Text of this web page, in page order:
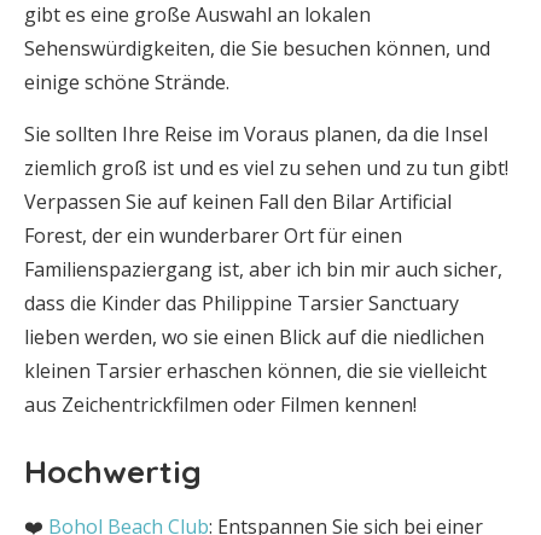
gibt es eine große Auswahl an lokalen
Sehenswürdigkeiten, die Sie besuchen können, und
einige schöne Strände.
Sie sollten Ihre Reise im Voraus planen, da die Insel
ziemlich groß ist und es viel zu sehen und zu tun gibt!
Verpassen Sie auf keinen Fall den Bilar Artificial
Forest, der ein wunderbarer Ort für einen
Familienspaziergang ist, aber ich bin mir auch sicher,
dass die Kinder das Philippine Tarsier Sanctuary
lieben werden, wo sie einen Blick auf die niedlichen
kleinen Tarsier erhaschen können, die sie vielleicht
aus Zeichentrickfilmen oder Filmen kennen!
Hochwertig
❤️ Bohol Beach Club: Entspannen Sie sich bei einer